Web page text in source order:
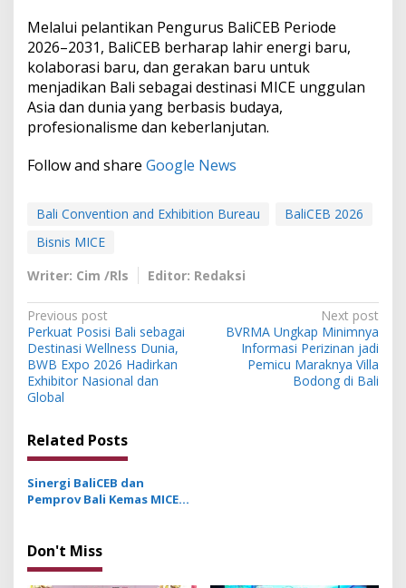
Melalui pelantikan Pengurus BaliCEB Periode
2026–2031, BaliCEB berharap lahir energi baru,
kolaborasi baru, dan gerakan baru untuk
menjadikan Bali sebagai destinasi MICE unggulan
Asia dan dunia yang berbasis budaya,
profesionalisme dan keberlanjutan.
Follow and share Google News
Bali Convention and Exhibition Bureau
BaliCEB 2026
Bisnis MICE
Writer: Cim /Rls
Editor: Redaksi
P
o
s
t
a
v
i
a
t
Previous post
Perkuat Posisi Bali sebagai
Destinasi Wellness Dunia,
BWB Expo 2026 Hadirkan
Exhibitor Nasional dan
Global
Next post
BVRMA Ungkap Minimnya
Informasi Perizinan jadi
Pemicu Maraknya Villa
Bodong di Bali
Related Posts
Sinergi BaliCEB dan
Pemprov Bali Kemas MICE
Kearifan Lokal
Don't Miss